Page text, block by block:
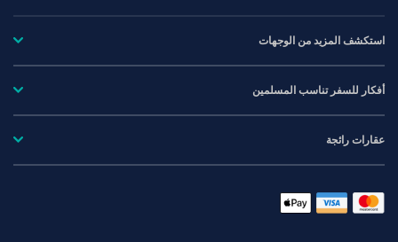
استكشف المزيد من الوجهات
أفكار للسفر تناسب المسلمين
عقارات رائجة